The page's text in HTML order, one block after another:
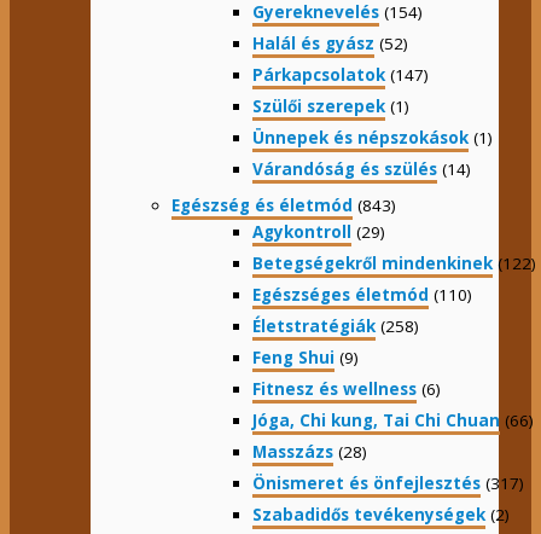
Gyereknevelés (154)
Halál és gyász (52)
Párkapcsolatok (147)
Szülői szerepek (1)
Ünnepek és népszokások (1)
Várandóság és szülés (14)
Egészség és életmód (843)
Agykontroll
(29)
Betegségekről mindenkinek (122)
Egészséges életmód (110)
Életstratégiák (258)
Feng Shui (9)
Fitnesz és wellness (6)
Jóga, Chi kung, Tai Chi Chuan (66)
Masszázs (28)
Önismeret és önfejlesztés (317)
Szabadidős tevékenységek (2)